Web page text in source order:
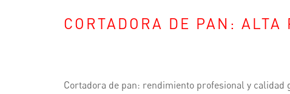
CORTADORA DE PAN:
Cortadora de pan: rendimiento profesional y calidad